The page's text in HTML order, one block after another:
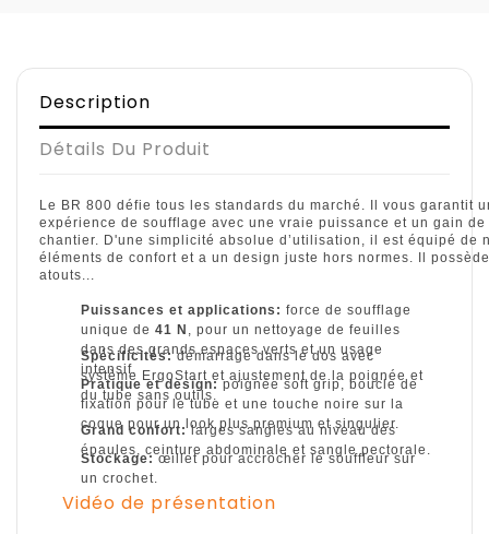
Description
Détails Du Produit
Le BR 800 défie tous les standards du marché. Il vous garantit
expérience de soufflage avec une vraie puissance et un gain
chantier. D'une simplicité absolue d’utilisation, il est équipé de
éléments de confort et a un design juste hors normes. Il
atouts...
Puissances et applications: force de soufflage
unique de 41 N , pour un nettoyage de feuilles
dans des grands espaces verts et un usage
intensif.
Spécificités:démarrage dans le dos avec
système ErgoStart et ajustement de la poignée et
du tube sans outils.
Pratique et design: poignée soft grip, boucle de
fixation pour le tube et une touche noire sur la
coque pour un look plus premium et singulier.
Grand confort:larges sangles au niveau des
épaules, ceinture abdominale et sangle pectorale.
Stockage:œillet pour accrocher le souffleur sur
un crochet.
Vidéo de présentation